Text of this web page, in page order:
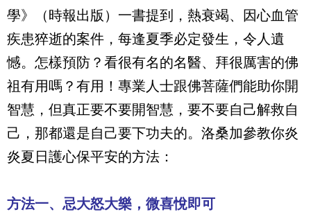
學》（時報出版）一書提到，熱衰竭、因心血管
疾患猝逝的案件，每逢夏季必定發生，令人遺
憾。怎樣預防？看很有名的名醫、拜很厲害的佛
祖有用嗎？有用！專業人士跟佛菩薩們能助你開
智慧，但真正要不要開智慧，要不要自己解救自
己，那都還是自己要下功夫的。洛桑加參教你炎
炎夏日護心保平安的方法：
方法一、忌大怒大樂，微喜悅即可